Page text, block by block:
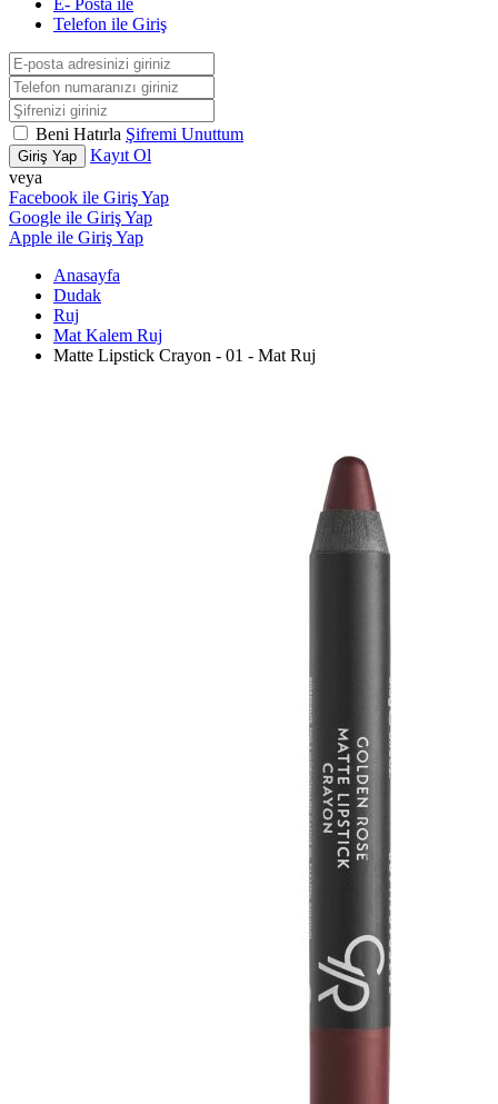
E- Posta ile
Telefon ile Giriş
Beni Hatırla Şifremi Unuttum
Giriş Yap
Kayıt Ol
veya
Facebook ile Giriş Yap
Google ile Giriş Yap
Apple ile Giriş Yap
Anasayfa
Dudak
Ruj
Mat Kalem Ruj
Matte Lipstick Crayon - 01 - Mat Ruj